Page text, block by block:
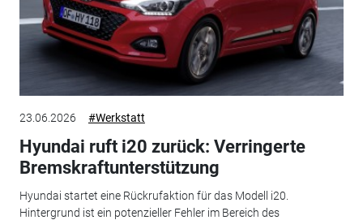
23.06.2026 #Werkstatt
Hyundai ruft i20 zurück: Verringerte
Bremskraftunterstützung
Hyundai startet eine Rückrufaktion für das Modell i20.
Hintergrund ist ein potenzieller Fehler im Bereich des